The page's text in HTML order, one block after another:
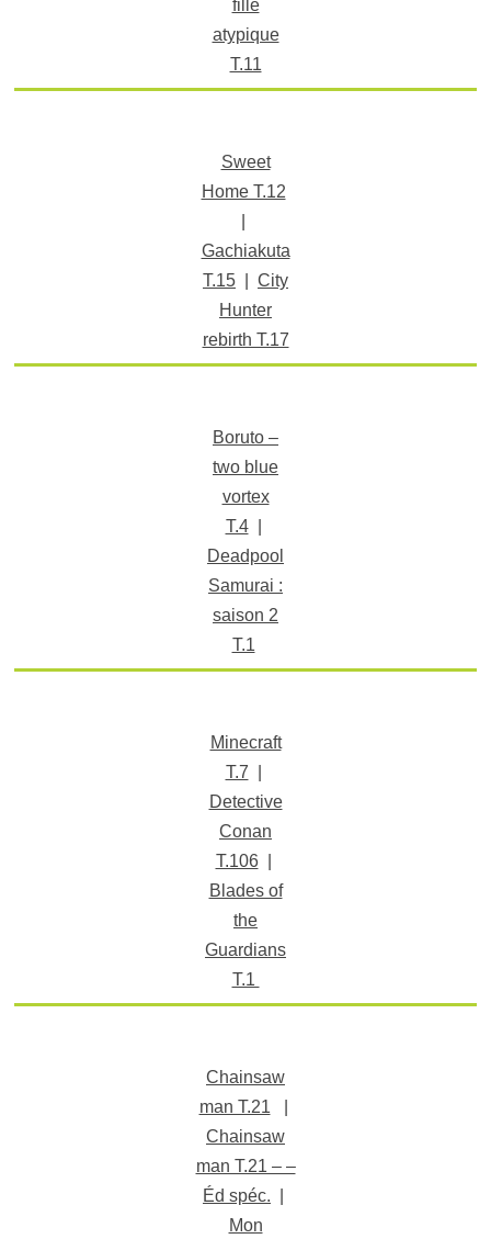
fille
atypique
T.11
Sweet
Home T.12
Gachiakuta
T.15
City
Hunter
rebirth T.17
Boruto –
two blue
vortex
T.4|
Deadpool
Samurai :
saison 2
T.1
Minecraft
T.7
Detective
Conan
T.106|
Blades of
the
Guardians
T.1
Chainsaw
man T.21
Chainsaw
man T.21 – –
Éd spéc.
Mon